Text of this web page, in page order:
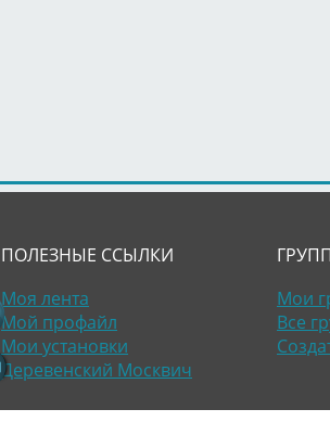
ПОЛЕЗНЫЕ ССЫЛКИ
Моя лента
Мой профайл
Мои установки
Деревенский Москвич
Мои
Все